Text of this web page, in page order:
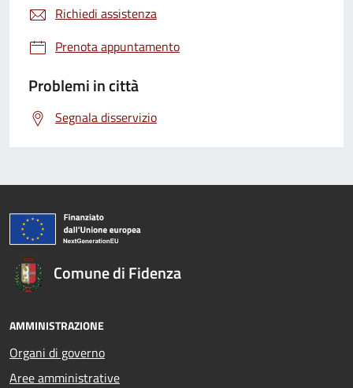
Richiedi assistenza
Prenota appuntamento
Problemi in città
Segnala disservizio
Comune di Fidenza
AMMINISTRAZIONE
Organi di governo
Aree amministrative